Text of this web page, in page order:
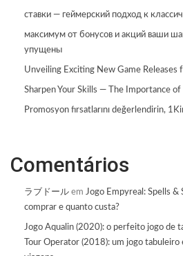
ставки — геймерский подход к
максимум от бонусов и акций ваши
упущены
Unveiling Exciting New Game Releases
Sharpen Your Skills — The Importance
Promosyon fırsatlarını değerlendirin,
Comentários
ラブドール em Jogo Empyreal: Spells &
comprar e quanto custa?
Jogo Aqualin (2020): o perfeito jogo de
Tour Operator (2018): um jogo